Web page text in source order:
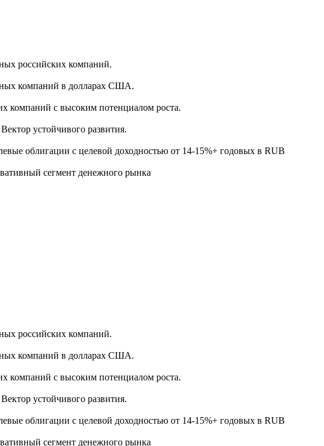
российских компаний.
компаний в долларах США.
компаний с высоким потенциалом роста.
устойчивого развития.
облигации с целевой доходностью от 14-15%+ годовых в RUB
сегмент денежного рынка
российских компаний.
компаний в долларах США.
компаний с высоким потенциалом роста.
устойчивого развития.
облигации с целевой доходностью от 14-15%+ годовых в RUB
сегмент денежного рынка